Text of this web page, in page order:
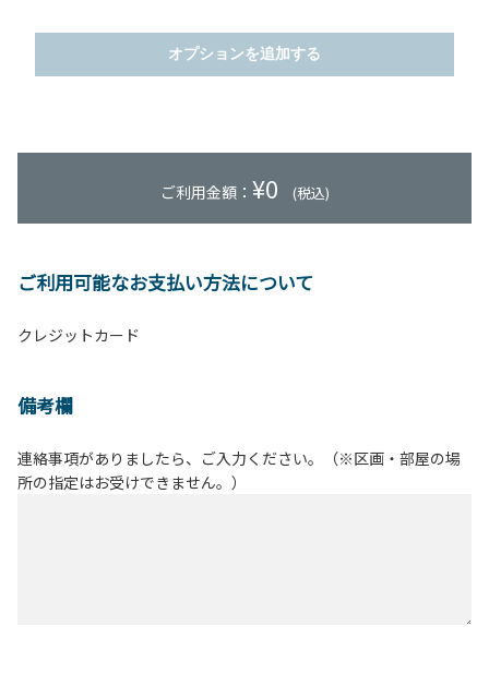
オプションを追加する
ご利用金額： ¥0 (税込)
ご利用可能なお支払い方法について
クレジットカード
備考欄
連絡事項がありましたら、ご入力ください。（※区画・部屋の場
所の指定はお受けできません。）